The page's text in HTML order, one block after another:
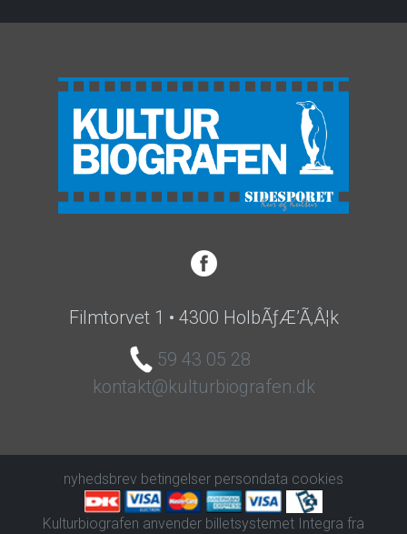
Filmtorvet 1 • 4300 HolbÃƒÆ’Ã‚Â¦k
59 43 05 28
kontakt@kulturbiografen.dk
nyhedsbrev betingelser persondata cookies
Kulturbiografen anvender billetsystemet Integra fra